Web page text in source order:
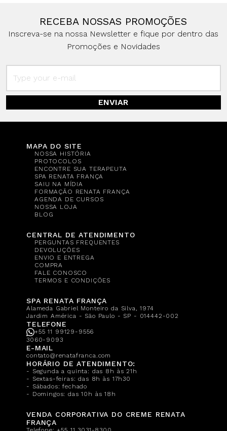
RECEBA NOSSAS PROMOÇÕES
Inscreva-se na nossa Newsletter e fique por dentro das
Promoções e Novidades
ENVIAR
MAPA DO SITE
NOSSA HISTÓRIA
PROTOCOLOS
ENCONTRE SUA TERAPEUTA
SPA RENATA FRANÇA
SAIU NA MÍDIA
FORMAÇÃO RENATA FRANÇA
AGENDA DE CURSOS
NOSSA LOJA
BLOG
CENTRAL DE ATENDIMENTO
PERGUNTAS FREQUENTES
DEVOLUÇÕES
ENVIO E ENTREGA
COMPRA
FALE CONOSCO
TERMOS E CONDIÇÕES
SPA RENATA FRANÇA
Alameda Gabriel Monteiro da Silva, 1974
Jardim América - São Paulo - SP - 014442-002
TELEFONE
+55 11 99129-9556
3060-9093
E-MAIL
contato@renatafranca.com
HORÁRIO DE ATENDIMENTO:
- Segunda a quinta: das 8h às 21h
- Sextas-feiras: das 8h às 17h30
- Sábados: fechado
- Domingos: das 10h às 18h
VENDA CORPORATIVA DO CREME RENATA
FRANÇA